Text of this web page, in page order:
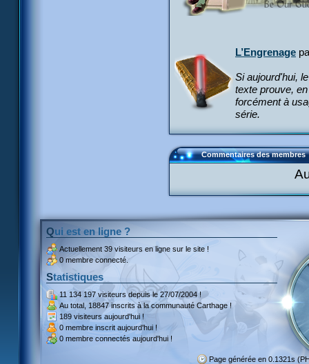
L’Engrenage
Si aujourd'hui,
texte prouve,
forcément à
série.
Commentaires des membres
Qui est en ligne ?
Actuellement 39 visiteurs en ligne sur le site !
0 membre connecté.
Statistiques
11 134 197 visiteursdepuis le 27/07/2004 !
Au total, 18847 inscritsà la communauté Carthage !
189 visiteurs aujourd'hui !
0 membre inscrit aujourd'hui !
0 membre connectés aujourd'hui !
Page générée en 0.1321s